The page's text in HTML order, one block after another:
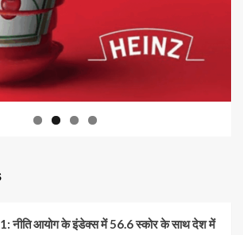
नीति आयोग के इंडेक्स में 56.6 स्कोर के साथ देश में